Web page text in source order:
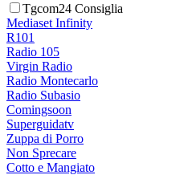
Tgcom24 Consiglia
Mediaset Infinity
R101
Radio 105
Virgin Radio
Radio Montecarlo
Radio Subasio
Comingsoon
Superguidatv
Zuppa di Porro
Non Sprecare
Cotto e Mangiato